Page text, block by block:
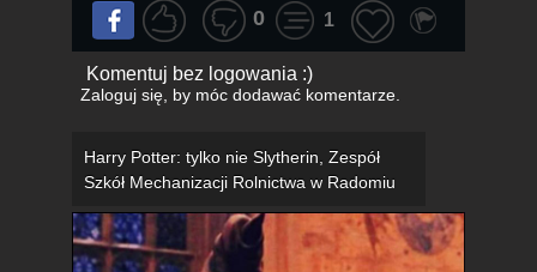
0 1
Komentuj bez logowania :)
Zaloguj się, by móc dodawać komentarze.
Harry Potter: tylko nie Slytherin, Zespół
Szkół Mechanizacji Rolnictwa w Radomiu